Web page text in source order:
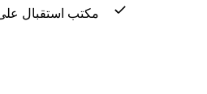
مكتب استقبال على